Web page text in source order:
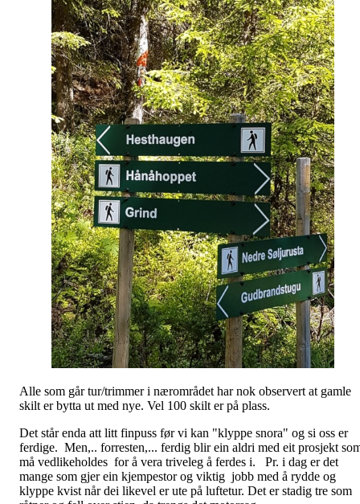
Alle som går tur/trimmer i nærområdet har nok observert at gamle
skilt er bytta ut med nye. Vel 100 skilt er på plass.
Det står enda att litt finpuss før vi kan "klyppe snora" og si oss er
ferdige. Men,.. forresten,... ferdig blir ein aldri med eit prosjekt
må vedlikeholdes for å vera triveleg å ferdes i. Pr. i dag er det
mange som gjer ein kjempestor og viktig jobb med å rydde og
klyppe kvist når dei likevel er ute på luftetur. Det er stadig tre som